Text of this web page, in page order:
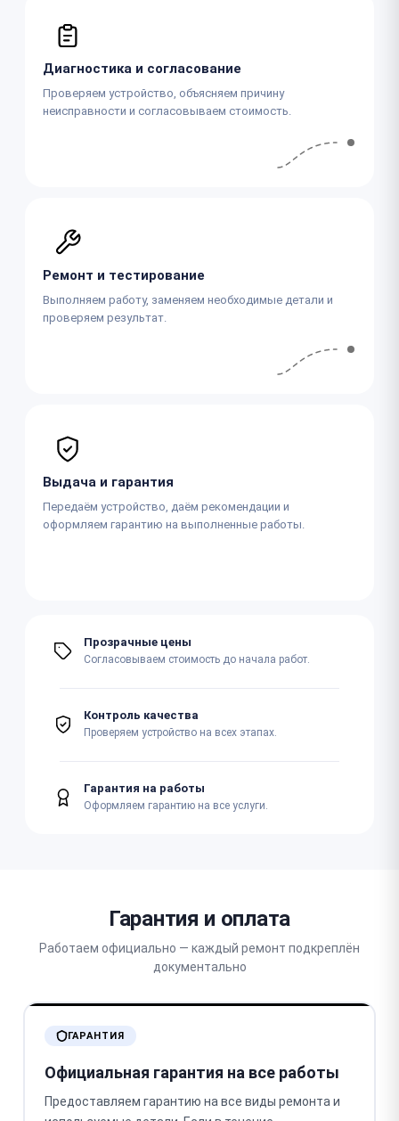
Диагностика и согласование
Проверяем устройство, объясняем причину
неисправности и согласовываем стоимость.
Ремонт и тестирование
Выполняем работу, заменяем необходимые детали и
проверяем результат.
Выдача и гарантия
Передаём устройство, даём рекомендации и
оформляем гарантию на выполненные работы.
Прозрачные цены
Согласовываем стоимость до начала работ.
Контроль качества
Проверяем устройство на всех этапах.
Гарантия на работы
Оформляем гарантию на все услуги.
Гарантия и оплата
Работаем официально — каждый ремонт подкреплён
документально
ГАРАНТИЯ
Официальная гарантия на все работы
Предоставляем гарантию на все виды ремонта и